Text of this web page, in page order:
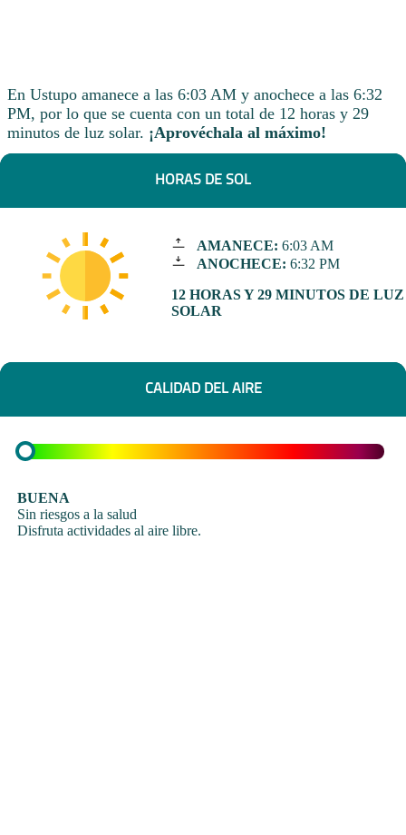
En Ustupo amanece a las 6:03 AM y anochece a las 6:32
PM, por lo que se cuenta con un total de 12 horas y 29
minutos de luz solar. ¡Aprovéchala al máximo!
HORAS DE SOL
AMANECE: 6:03 AM
ANOCHECE: 6:32 PM
12 HORAS Y 29 MINUTOS DE LUZ
SOLAR
CALIDAD DEL AIRE
BUENA
Sin riesgos a la salud
Disfruta actividades al aire libre.